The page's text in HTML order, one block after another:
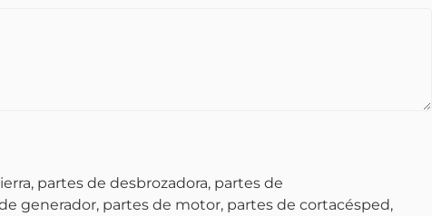
partes de desbrozadora, partes de
generador, partes de motor, partes de cortacésped,